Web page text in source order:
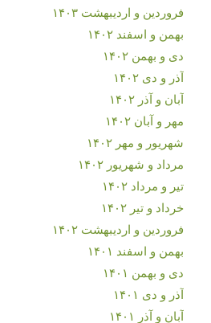
فروردین و اردیبهشت ۱۴۰۳
بهمن و اسفند ۱۴۰۲
دی و بهمن ۱۴۰۲
آذر و دی ۱۴۰۲
آبان و آذر ۱۴۰۲
مهر و آبان ۱۴۰۲
شهریور و مهر ۱۴۰۲
مرداد و شهریور ۱۴۰۲
تیر و مرداد ۱۴۰۲
خرداد و تیر ۱۴۰۲
فروردین و اردیبهشت ۱۴۰۲
بهمن و اسفند ۱۴۰۱
دی و بهمن ۱۴۰۱
آذر و دی ۱۴۰۱
آبان و آذر ۱۴۰۱